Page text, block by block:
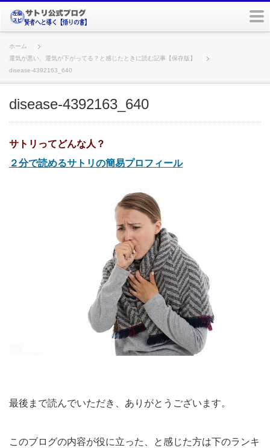
ホーム
運気が悪い、運気が下がってる？と感じたときに読む記事【保存版】
disease-4392163_640
disease-4392163_640
サトリってどんな人？
２分で読めるサトリの簡易プロフィール
最後まで読んでいただき、ありがとうございます。
このブログの内容が役に立った、と感じた方は下のランキ